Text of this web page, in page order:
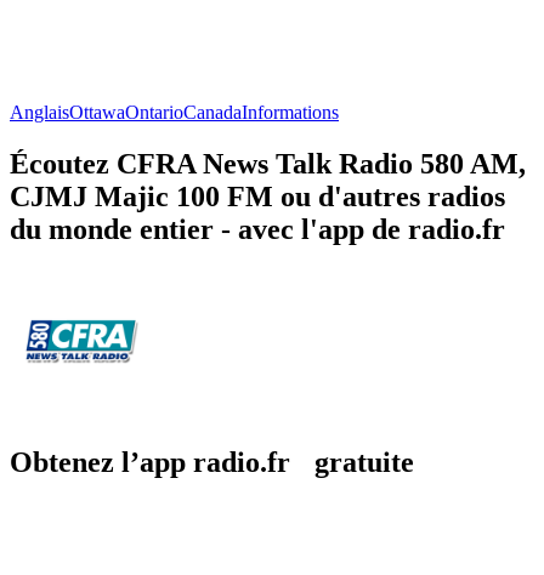
AnglaisOttawaOntarioCanadaInformations
Écoutez CFRA News Talk Radio 580 AM,
CJMJ Majic 100 FM ou d'autres radios
du monde entier - avec l'app de radio.fr
Obtenez l’app radio.fr gratuite